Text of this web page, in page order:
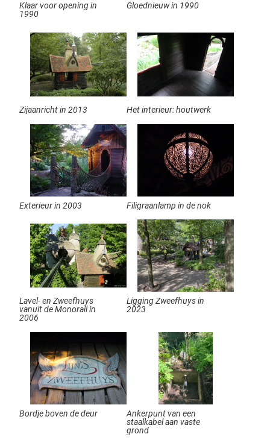
Klaar voor opening in
1990
Gloednieuw in 1990
Zijaanricht in 2013 Het interieur: houtwerk
Exterieur in 2003 Filigraanlamp in de nok
Lavel- en Zweefhuys
vanuit de Monorail in
2006
Ligging Zweefhuys in
2023
Bordje boven de deur
Ankerpunt van een
staalkabel aan vaste
grond